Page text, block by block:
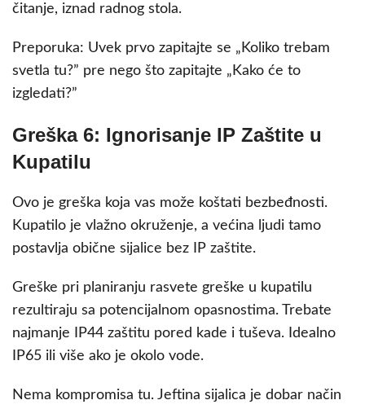
čitanje, iznad radnog stola.
Preporuka: Uvek prvo zapitajte se „Koliko trebam
svetla tu?” pre nego što zapitajte „Kako će to
izgledati?”
Greška 6: Ignorisanje IP Zaštite u
Kupatilu
Ovo je greška koja vas može koštati bezbeđnosti.
Kupatilo je vlažno okruženje, a većina ljudi tamo
postavlja obične sijalice bez IP zaštite.
Greške pri planiranju rasvete greške u kupatilu
rezultiraju sa potencijalnom opasnostima. Trebate
najmanje IP44 zaštitu pored kade i tuševa. Idealno
IP65 ili više ako je okolo vode.
Nema kompromisa tu. Jeftina sijalica je dobar način